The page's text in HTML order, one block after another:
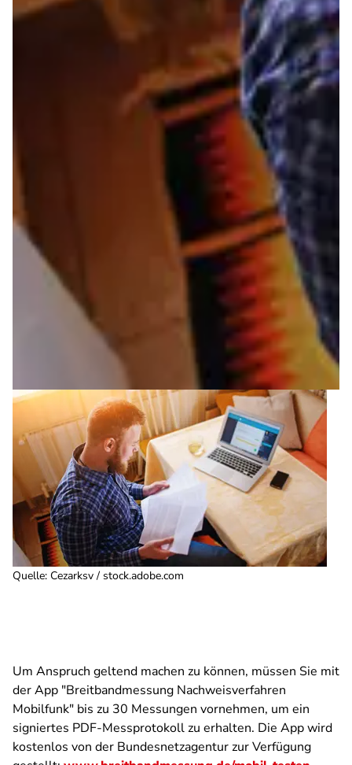
Quelle: Cezarksv / stock.adobe.com
Um Anspruch geltend machen zu können, müssen Sie mit
der App "Breitbandmessung Nachweisverfahren
Mobilfunk" bis zu 30 Messungen vornehmen, um ein
signiertes PDF-Messprotokoll zu erhalten. Die App wird
kostenlos von der Bundesnetzagentur zur Verfügung